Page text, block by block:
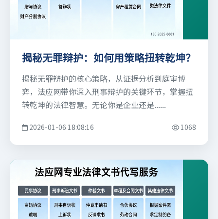
揭秘无罪辩护：如何用策略扭转乾坤？
揭秘无罪辩护的核心策略，从证据分析到庭审博
弈，法应网带你深入刑事辩护的关键环节，掌握扭
转乾坤的法律智慧。无论你是企业还是......
2026-01-06 18:08:16 1068